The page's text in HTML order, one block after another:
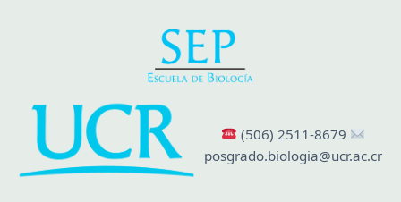
(506) 2511-8679
posgrado.biologia@ucr.ac.cr